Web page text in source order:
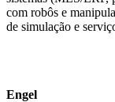
com robôs e
de simulação e
Engel